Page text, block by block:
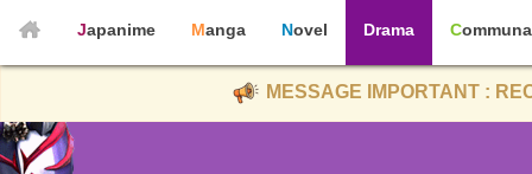
Japanime Manga Novel Drama
MESSAGE IMPORTANT :